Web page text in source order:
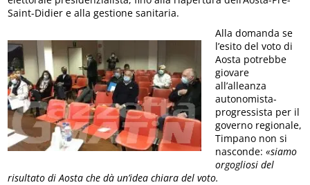
Saint-Didier e alla gestione sanitaria.
Alla domanda se
l’esito del voto di
Aosta potrebbe
giovare
all’alleanza
autonomista-
progressista per il
governo regionale,
Timpano non si
nasconde: «siamo
orgogliosi del
risultato di Aosta che dà un’idea chiara del voto.